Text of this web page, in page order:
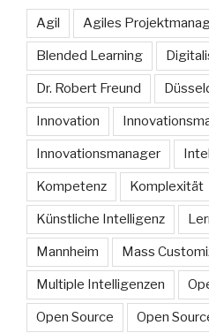
Agil Agiles
Blended Learning
Dr. Robert Freund
Innovation
Innovationsmanager
Kompetenz Komplexität
Künstliche Intelligenz
Mannheim Mass
Multiple Intelligenzen
Open Source Open